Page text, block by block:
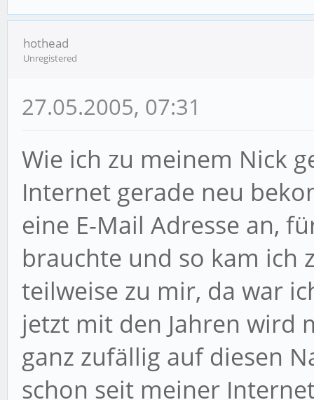
hothead
Unregistered
27.05.2005, 07:31
Wie ich zu meinem Nick
Internet gerade neu
eine E-Mail Adresse an,
brauchte und so kam ich
teilweise zu mir, da war
jetzt mit den Jahren wird
ganz zufällig auf diesen
schon seit meiner